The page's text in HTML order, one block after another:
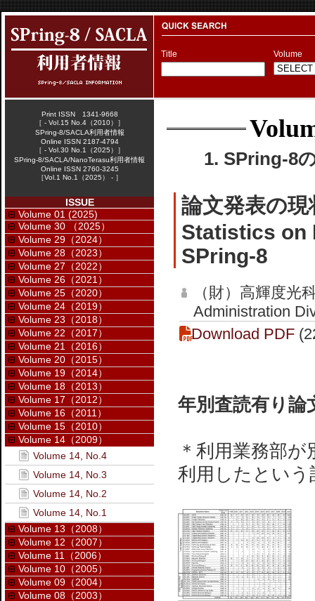
Title Volume
1. SPring-8
論文発表の現
Statistics on
SPring-8
（財）高輝度
Administration
Download PDF
年別査読有り論
＊利用業務部
利用したとい
Print ISSN 1341-9668
［ - Vol.15 No.4（2010）］
SPring-8/SACLA利用者情報
Online ISSN 2187-4794
［ - Vol.30 No.1（2025）］
SPring-8/SACLA/NanoTerasu利用者情報
Online ISSN 2760-3245
［Vol.1 No.1（2025） - ］
ISSUE
Volume 01 (2025)
Volume 30 （2025）
Volume 29（2024）
Volume 28（2023）
Volume 27（2022）
Volume 26（2021）
Volume 25（2020）
Volume 24（2019）
Volume 23（2018）
Volume 22（2017）
Volume 21（2016）
Volume 20（2015）
Volume 19（2014）
Volume 18（2013）
Volume 17（2012）
Volume 16（2011）
Volume 15（2010）
Volume 14（2009）
Volume 14, No.4
Volume 14, No.3
Volume 14, No.2
Volume 14, No.1
Volume 13（2008）
Volume 12（2007）
Volume 11（2006）
Volume 10（2005）
Volume 09（2004）
Volume 08（2003）